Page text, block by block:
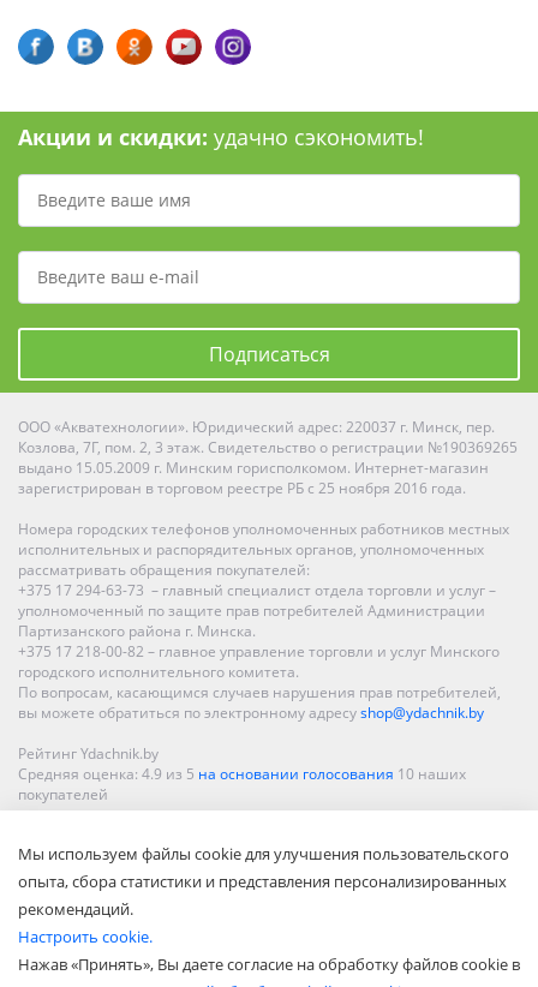
Акции и скидки: удачно сэкономить!
Подписаться
ООО «Акватехнологии». Юридический адрес: 220037 г. Минск, пер.
Козлова, 7Г, пом. 2, 3 этаж. Свидетельство о регистрации №190369265
выдано 15.05.2009 г. Минским горисполкомом. Интернет-магазин
зарегистрирован в торговом реестре РБ с 25 ноября 2016 года.
Номера городских телефонов уполномоченных работников местных
исполнительных и распорядительных органов, уполномоченных
рассматривать обращения покупателей:
+375 17 294-63-73 – главный специалист отдела торговли и услуг –
уполномоченный по защите прав потребителей Администрации
Партизанского района г. Минска.
+375 17 218-00-82 – главное управление торговли и услуг Минского
городского исполнительного комитета.
По вопросам, касающимся случаев нарушения прав потребителей,
вы можете обратиться по электронному адресуshop@ydachnik.by
Рейтинг Ydachnik.by
Средняя оценка: 4.9 из 5 на основании голосования 10 наших
покупателей
Гродно, Могилеве, Бобруйске, Барановичах, Молодечно,
Новополоцке, Пинске, Солигорске. При заказе в интернет-магазине
доставка осуществляется по всей Беларуси.
Мы используем файлы cookie для улучшения пользовательского
опыта, сбора статистики и представления персонализированных
рекомендаций.
Настроить cookie.
Нажав «Принять», Вы даете согласие на обработку файлов cookie в